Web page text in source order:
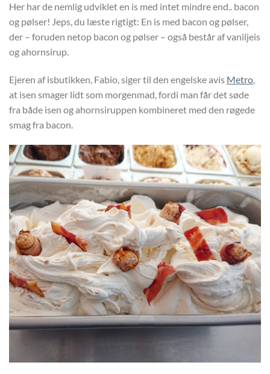
Her har de nemlig udviklet en is med intet mindre end.. bacon
og pølser! Jeps, du læste rigtigt: En is med bacon og pølser,
der – foruden netop bacon og pølser – også består af vaniljeis
og ahornsirup.
Ejeren af isbutikken, Fabio, siger til den engelske avis Metro,
at isen smager lidt som morgenmad, fordi man får det søde
fra både isen og ahornsiruppen kombineret med den røgede
smag fra bacon.